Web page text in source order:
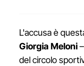
L'accusa è
Giorgia Meloni
del circolo